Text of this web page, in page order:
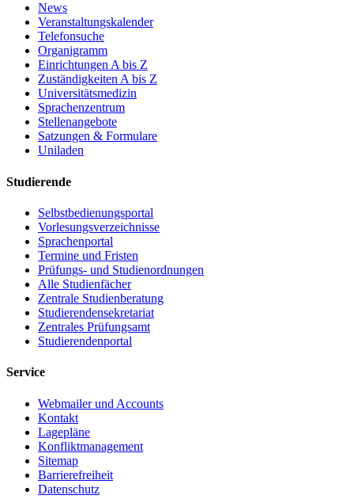
News
Veranstaltungskalender
Telefonsuche
Organigramm
Einrichtungen A bis Z
Zuständigkeiten A bis Z
Universitätsmedizin
Sprachenzentrum
Stellenangebote
Satzungen & Formulare
Uniladen
Studierende
Selbstbedienungsportal
Vorlesungsverzeichnisse
Sprachenportal
Termine und Fristen
Prüfungs- und Studienordnungen
Alle Studienfächer
Zentrale Studienberatung
Studierendensekretariat
Zentrales Prüfungsamt
Studierendenportal
Service
Webmailer und Accounts
Kontakt
Lagepläne
Konfliktmanagement
Sitemap
Barrierefreiheit
Datenschutz